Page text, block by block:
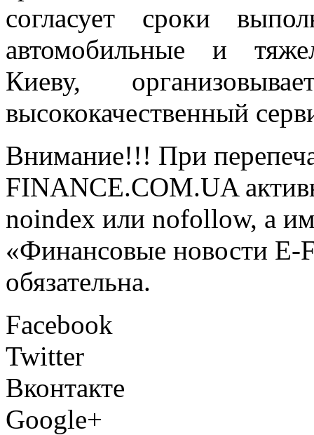
согласует сроки
автомобильные и
Киеву,
высококачественный
Внимание!!! При
FINANCE.COM.UA
noindex или nofollow, а
«Финансовые новости
обязательна.
Facebook
Twitter
Вконтакте
Google+